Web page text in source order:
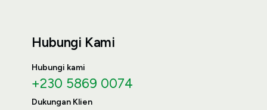
Hubungi Kami
Hubungi kami
+230 5869 0074
Dukungan Klien